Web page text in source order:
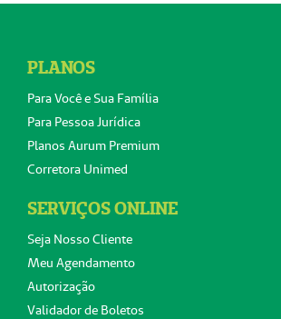
PLANOS
Para Você e Sua Família
Para Pessoa Jurídica
Planos Aurum Premium
Corretora Unimed
SERVIÇOS ONLINE
Seja Nosso Cliente
Meu Agendamento
Autorização
Validador de Boletos